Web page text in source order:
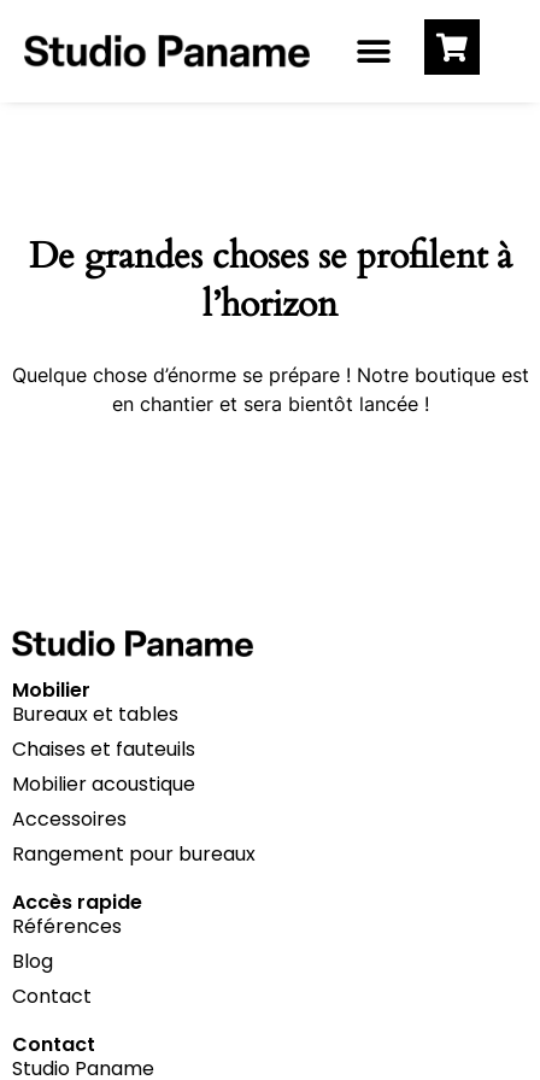
De grandes choses se profilent à
l’horizon
Quelque chose d’énorme se prépare ! Notre boutique est
en chantier et sera bientôt lancée !
Mobilier
Bureaux et tables
Chaises et fauteuils
Mobilier acoustique
Accessoires
Rangement pour bureaux
Accès rapide
Références
Blog
Contact
Contact
Studio Paname